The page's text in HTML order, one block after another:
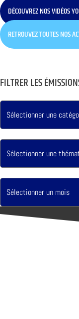
DÉCOUVREZ NOS VIDÉOS
RETROUVEZ TOUTES NOS
FILTRER LES